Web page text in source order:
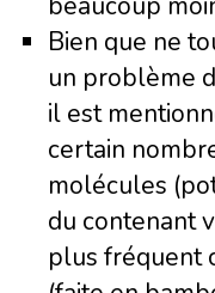
Bien que ne
un problème
il est
certain
molécules
du contenant
plus fréquent